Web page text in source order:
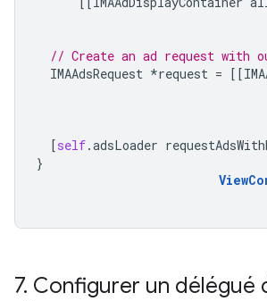
// Create an ad request with
IMAAdsRequest *request = [[
[self.adsLoader
}
7. Configurer un délégué